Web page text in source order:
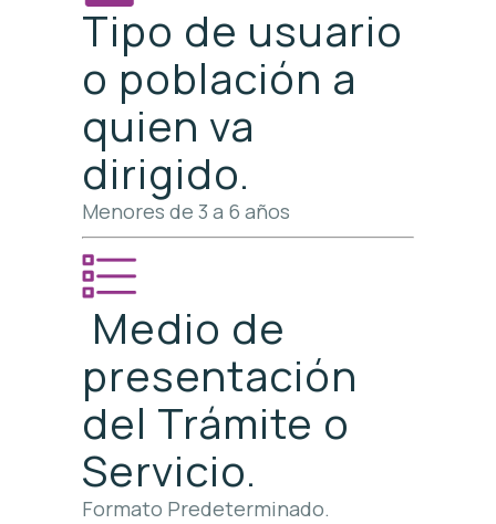
Tipo de usuario
o población a
quien va
dirigido.
Menores de 3 a 6 años
Medio de
presentación
del Trámite o
Servicio.
Formato Predeterminado.